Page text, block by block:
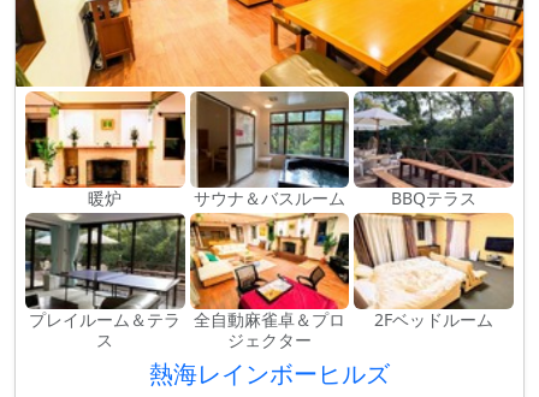
暖炉 サウナ＆バスルーム BBQテラス
プレイルーム＆テラ
ス
全自動麻雀卓＆プロ
ジェクター
2Fベッドルーム
熱海レインボーヒルズ